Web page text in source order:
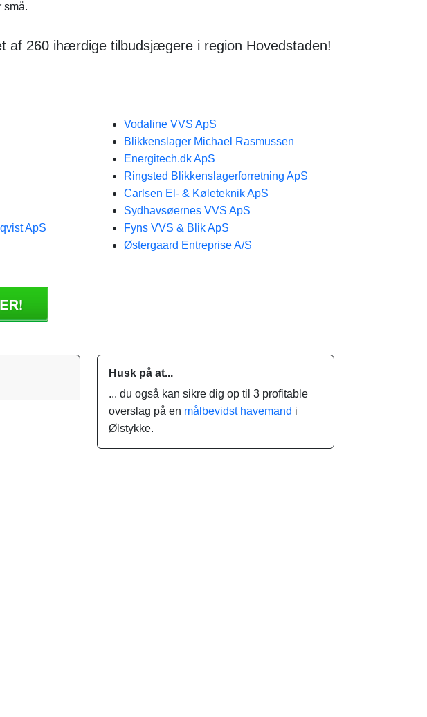
små.
af 260 ihærdige tilbudsjægere i region Hovedstaden!
ApS
Vodaline VVS ApS
Blikkenslager Michael Rasmussen
Energitech.dk ApS
Ringsted Blikkenslagerforretning ApS
Carlsen El- & Køleteknik ApS
Sydhavsøernes VVS ApS
Fyns VVS & Blik ApS
Østergaard Entreprise A/S
Husk på at...
... du også kan sikre dig op til 3 profitable
overslag på en målbevidst havemand i
Ølstykke.